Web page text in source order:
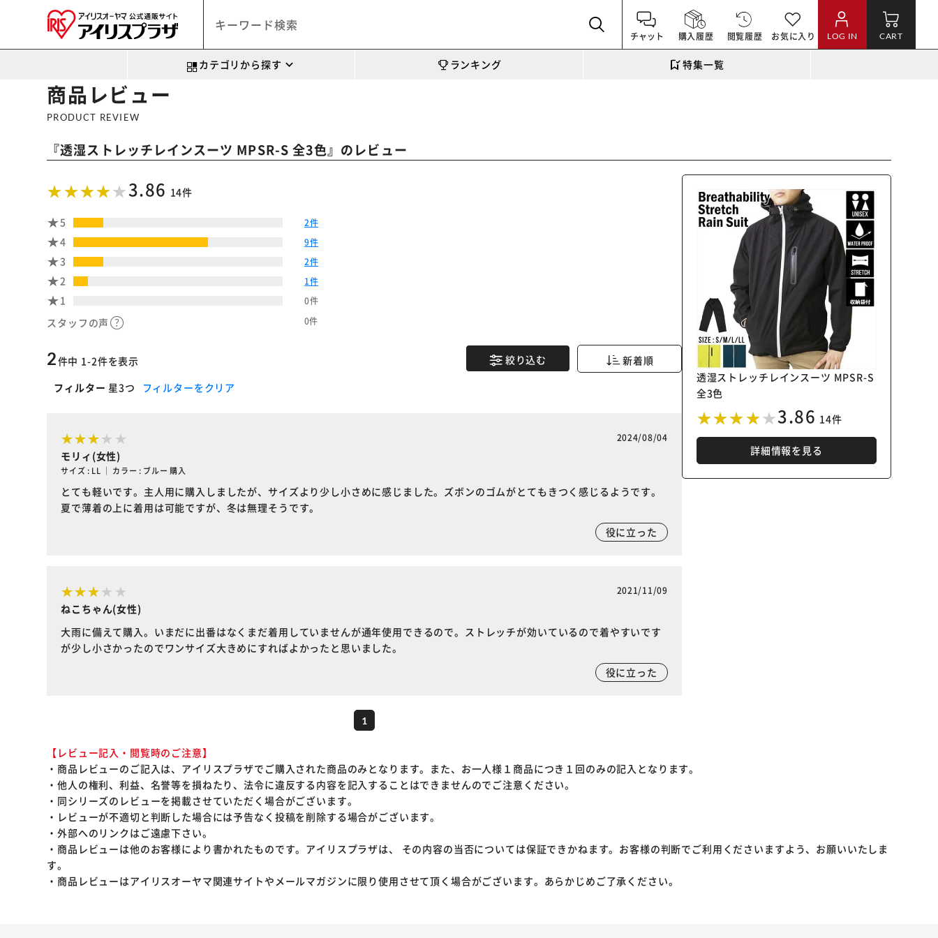
チャット 購入履歴 閲覧履歴 お気に入り LOG IN CART
カテゴリから探す ランキング 特集一覧
商品レビュー
PRODUCT REVIEW
『透湿ストレッチレインスーツ MPSR-S 全3色』のレビュー
透湿ストレッチレインスーツ MPSR-S
全3色
3.86 14件
詳細情報を見る
3.86 14件
5 2件
4 9件
3 2件
2 1件
1 0件
スタッフの声 0件
絞り込む 新着順
2件中 1-2件を表示
フィルター 星3つ フィルターをクリア
2024/08/04
モリィ(女性)
サイズ : LL ｜ カラー : ブルー 購入
とても軽いです。主人用に購入しましたが、サイズより少し小さめに感じました。ズボンのゴムがとてもきつく感じるようです。
夏で薄着の上に着用は可能ですが、冬は無理そうです。
役に立った
2021/11/09
ねこちゃん(女性)
大雨に備えて購入。いまだに出番はなくまだ着用していませんが通年使用できるので。ストレッチが効いているので着やすいです
が少し小さかったのでワンサイズ大きめにすればよかったと思いました。
役に立った
1
【レビュー記入・閲覧時のご注意】
・商品レビューのご記入は、アイリスプラザでご購入された商品のみとなります。また、お一人様１商品につき１回のみの記入となります。
・他人の権利、利益、名誉等を損ねたり、法令に違反する内容を記入することはできませんのでご注意ください。
・同シリーズのレビューを掲載させていただく場合がございます。
・レビューが不適切と判断した場合には予告なく投稿を削除する場合がございます。
・外部へのリンクはご遠慮下さい。
・商品レビューは他のお客様により書かれたものです。アイリスプラザは、 その内容の当否については保証できかねます。お客様の判断でご利用くださいますよう、お願いいたしま
す。
・商品レビューはアイリスオーヤマ関連サイトやメールマガジンに限り使用させて頂く場合がございます。あらかじめご了承ください。